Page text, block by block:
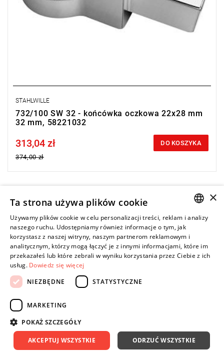
STAHLWILLE
732/100 SW 32 - końcówka oczkowa 22x28 mm
32 mm, 58221032
Price tax included
313,04 zł
374,00 zł
DO KOSZYKA
-16%
ENGLISH
×
Ta strona używa plików cookie
Używamy plików cookie w celu personalizacji treści, reklam i analizy
naszego ruchu. Udostępniamy również informacje o tym, jak
korzystasz z naszej witryny, naszym partnerom reklamowym i
analitycznym, którzy mogą łączyć je z innymi informacjami, które im
przekazałeś lub które zebrali w wyniku korzystania przez Ciebie z ich
usług. Dowiedz się więcej
NIEZBĘDNE
STATYSTYCZNE
MARKETING
POKAŻ SZCZEGÓŁY
AKCEPTUJ WSZYSTKIE ODRZUĆ WSZYSTKIE